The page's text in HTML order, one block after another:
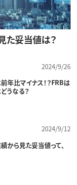
た妥当値は？
2024/9/26
年比マイナス！？FRBは
うなる？
2024/9/12
から見た妥当値って、